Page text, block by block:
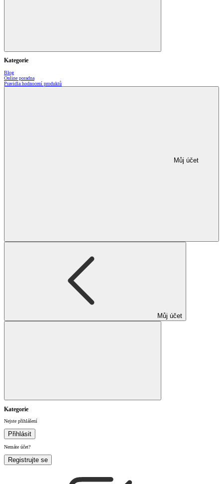
Kategorie
Blog
Online poradna
Pravidla hodnocení produktů
Můj účet
Můj účet
Kategorie
Nejste přihlášení
Přihlásit
Nemáte účet?
Registrujte se